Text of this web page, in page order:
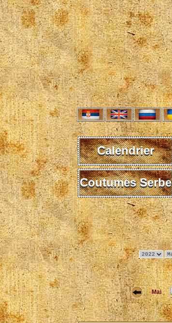
Calendrier
Coutumes Serbe
Mai